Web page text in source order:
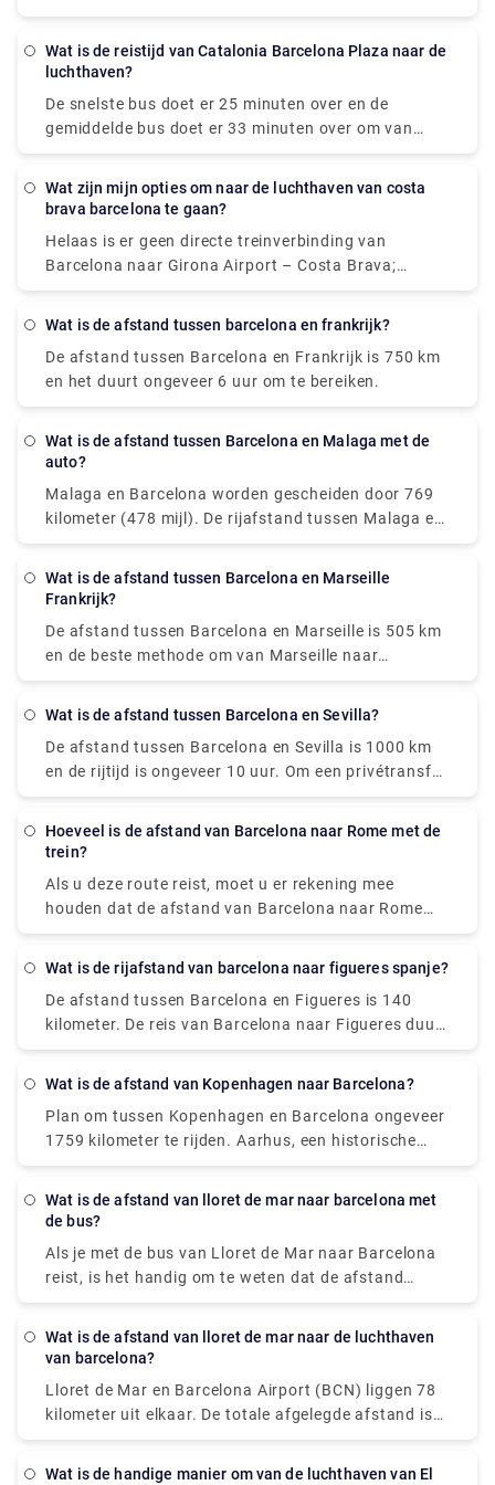
gemakkelijke en ontspannende service! Neem nu een
kijkje bij Rydeu!
vliegtuig. Als tijd essentieel is, is een vlucht met een
alternatief; als de kosten belangrijker zijn, is een bus
Flixbus of Vueling zijn twee van de meest populaire
reisorganisaties die deze service aanbieden. Vanuit
vliegtuig naar Barcelona nemen.
Wat is de reistijd van Catalonia Barcelona Plaza naar de
luchthaven?
De snelste bus doet er 25 minuten over en de
gemiddelde bus doet er 33 minuten over om van
Plaça Catalunya naar Barcelona Airport (BCN) te
Barcelona Airport rijdt meerdere keren per dag
reistijden langer zijn.
Wat zijn mijn opties om naar de luchthaven van costa
brava barcelona te gaan?
Helaas is er geen directe treinverbinding van
Barcelona naar Girona Airport – Costa Brava;
daarom moet u eerst naar het stadscentrum van
de luchthaven nemen. Als gevolg hiervan kan de reis
tot 2 uur duren, waardoor de trein een ongeschikt
vervoermiddel is.
Wat is de afstand tussen barcelona en frankrijk?
De afstand tussen Barcelona en Frankrijk is 750 km
en het duurt ongeveer 6 uur om te bereiken.
Wat is de afstand tussen Barcelona en Malaga met de
auto?
Malaga en Barcelona worden gescheiden door 769
kilometer (478 mijl). De rijafstand tussen Malaga en
Barcelona is daarentegen 999 kilometer (621 mijl).
Wat is de afstand tussen Barcelona en Marseille
Frankrijk?
De afstand tussen Barcelona en Marseille is 505 km
en de beste methode om van Marseille naar
Barcelona te gaan is met het vliegtuig, dat 2 uur en
Wat is de afstand tussen Barcelona en Sevilla?
De afstand tussen Barcelona en Sevilla is 1000 km
en de rijtijd is ongeveer 10 uur. Om een privétransfer
te boeken, kom vandaag nog naar Rydeu!
Hoeveel is de afstand van Barcelona naar Rome met de
trein?
Als u deze route reist, moet u er rekening mee
houden dat de afstand van Barcelona naar Rome
met de trein ongeveer 859 km is.
Wat is de rijafstand van barcelona naar figueres spanje?
De afstand tussen Barcelona en Figueres is 140
kilometer. De reis van Barcelona naar Figueres duurt
ongeveer 1 uur en 28 meter.
Wat is de afstand van Kopenhagen naar Barcelona?
Plan om tussen Kopenhagen en Barcelona ongeveer
1759 kilometer te rijden. Aarhus, een historische
stad aan de oostkust van Jutland (het westelijke
populaire dagtochten vanuit Kopenhagen.
Wat is de afstand van lloret de mar naar barcelona met
de bus?
Als je met de bus van Lloret de Mar naar Barcelona
reist, is het handig om te weten dat de afstand
tussen de twee steden ongeveer 66 kilometer is.
stressvrije reiservaring te hebben met eenvoud en
privévervoer.
Wat is de afstand van lloret de mar naar de luchthaven
van barcelona?
Lloret de Mar en Barcelona Airport (BCN) liggen 78
kilometer uit elkaar. De totale afgelegde afstand is
90,4 kilometer. Het boeken van een shuttle of
Wat is de handige manier om van de luchthaven van El